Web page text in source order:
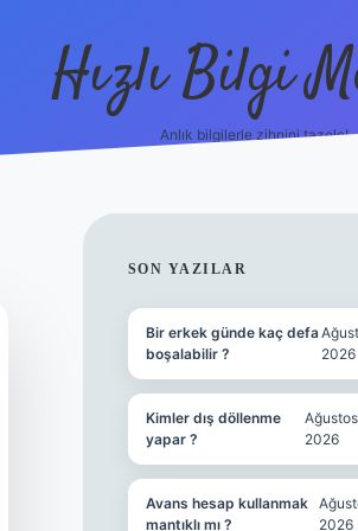
Hızlı Bilgi
Anlık bilgilerle zihnini tazele!
SIDEBAR
SON YAZILAR
Bir erkek günde kaç defa
boşalabilir ?
2026
Kimler dış döllenme
yapar ?
2026
Avans hesap kullanmak
mantıklı mı ?
2026